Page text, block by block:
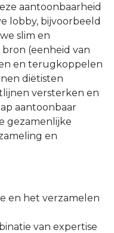
aantoonbaarheid
lobby, bijvoorbeeld
slim en
(eenheid van
en terugkoppelen
diëtisten
versterken en
aantoonbaar
gezamenlijke
en
en het verzamelen
van expertise